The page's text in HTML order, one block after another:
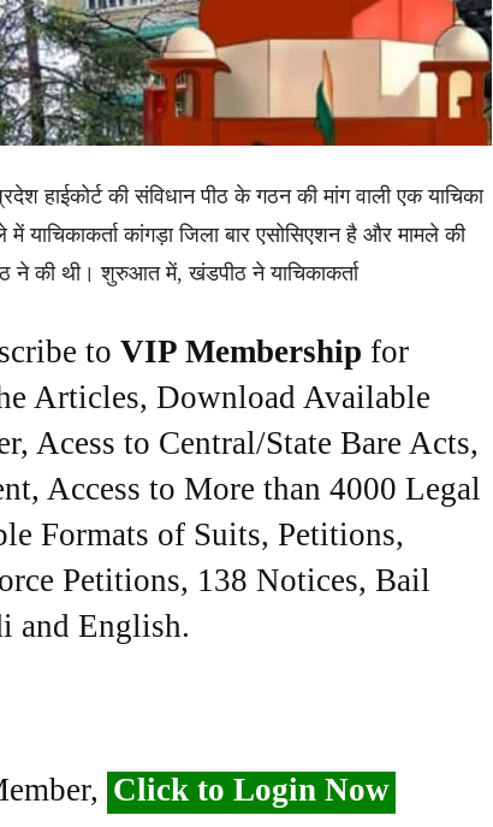
हाईकोर्ट की संविधान पीठ के गठन की मांग वाली एक याचिका
याचिकाकर्ता कांगड़ा जिला बार एसोसिएशन है और मामले की
ने की थी। शुरुआत में, खंडपीठ ने याचिकाकर्ता
to VIP Membership for
Articles, Download Available
Acess to Central/State Bare Acts,
Access to More than 4000 Legal
Formats of Suits, Petitions,
Petitions, 138 Notices, Bail
and English.
Click to Login Now